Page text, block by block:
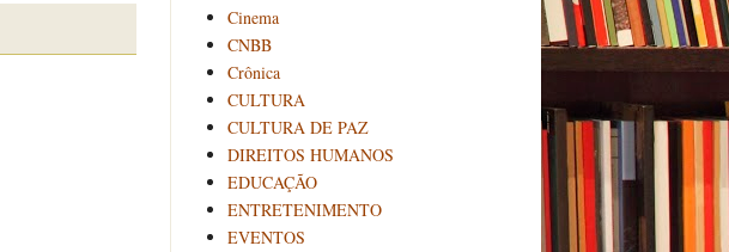
Cinema
CNBB
Crônica
CULTURA
CULTURA DE PAZ
DIREITOS HUMANOS
EDUCAÇÃO
ENTRETENIMENTO
EVENTOS